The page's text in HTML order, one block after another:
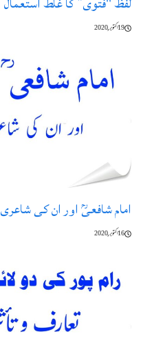
19 اکتوبر, 2020
امام شافعیؒ اور ان کی شاعری
16 اکتوبر, 2020